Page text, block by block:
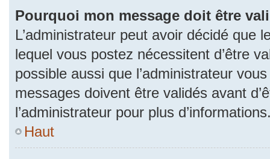
Pourquoi mon message doit être
L’administrateur peut avoir décidé que
lequel vous postez nécessitent d’être
possible aussi que l’administrateur
messages doivent être validés avant
l’administrateur pour plus
Haut